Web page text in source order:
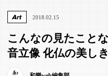
Art 2018.02.15
こんなの見たこと
音立像 化仏の美し